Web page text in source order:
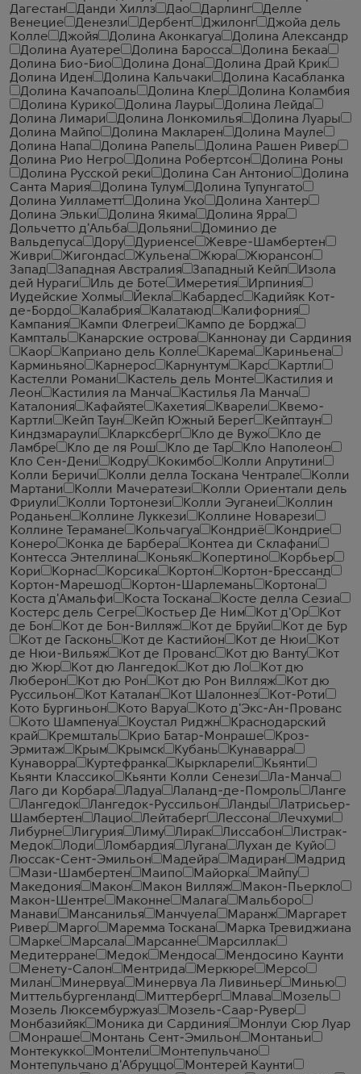
Дагестан
Данди Хиллз Дао Дарлинг
Делле
Венецие
Денезли Дербент Джилонг
Джойа дель
Колле
Джойя Долина Аконкагуа
Долина Александр
Долина Ауатере
Долина Баросса
Долина Бекаа
Долина Био-Био
Долина Дона
Долина Драй Крик
Долина Иден
Долина Кальчаки
Долина Касабланка
Долина Качапоаль
Долина Клер
Долина Коламбия
Долина Курико
Долина Лауры
Долина Лейда
Долина Лимари
Долина Лонкомилья
Долина Луары
Долина Майпо
Долина Макларен
Долина Мауле
Долина Напа
Долина Рапель
Долина Рашен Ривер
Долина Рио Негро
Долина Робертсон
Долина Роны
Долина Русской реки
Долина Сан Антонио
Долина
Санта Мария
Долина Тулум
Долина Тупунгато
Долина Уилламетт
Долина Уко
Долина Хантер
Долина Эльки
Долина Якима
Долина Ярра
Дольчетто д'Альба
Дольяни
Доминио де
Вальдепуса
Дору Дуриенсе
Жевре-Шамбертен
Живри
Жигондас Жульена Жюра
Жюрансон
Запад
Западная Австралия Западный Кейп
Изола
дей Нураги
Иль де Боте Имеретия
Ирпиния
Иудейские Холмы
Йекла Кабардес
Кадийяк Кот-
де-Бордо
Калабрия Калатаюд
Калифорния
Кампания
Кампи Флегреи
Кампо де Борджа
Кампталь
Канарские острова
Каннонау ди Сардиния
Каор
Каприано дель Колле Карема
Кариньена
Карминьяно
Карнерос Карнунтум Карс
Картли
Кастелли Романи
Кастель дель Монте
Кастилия и
Леон
Кастилия ла Манча
Кастилья Ла Манча
Каталония
Кафайяте Кахетия Кварели
Квемо-
Картли
Кейп Таун Кейп Южный Берег
Кейптаун
Киндзмараули
Кларксберг Кло де Вужо
Кло де
Ламбре
Кло де ля Рош Кло де Тар
Кло Наполеон
Кло Сен-Дени
Кодру Кокимбо
Колли Апрутини
Колли Беричи
Колли делла Тоскана Чентрале
Колли
Мартани
Колли Мачератези
Колли Ориентали дель
Фриули
Колли Тортонези Колли Эуганеи
Коллин
Роданьен
Коллине Луккези
Коллине Новарези
Коллине Терамане
Кольчагуа Кондриё
Кондрие
Конеро
Конка де Барбера
Контеа ди Склафани
Контесса Энтеллина
Коньяк Копертино
Корбьер
Кори
Корнас Корсика Кортон
Кортон-Брессанд
Кортон-Марешод
Кортон-Шарлемань
Кортона
Коста д'Амальфи
Коста Тоскана
Косте делла Сезиа
Костерс дель Сегре
Костьер Де Ним Кот д'Ор
Кот
де Бон
Кот де Бон-Вилляж Кот де Бруйи
Кот де Бур
Кот де Гасконь
Кот де Кастийон Кот де Нюи
Кот
де Нюи-Вильяж
Кот де Прованс Кот дю Ванту
Кот
дю Жюр
Кот дю Лангедок Кот дю Ло
Кот дю
Люберон
Кот дю Рон Кот дю Рон Вилляж
Кот дю
Руссильон
Кот Каталан Кот Шалоннез
Кот-Роти
Кото Бургиньон
Кото Варуа
Кото д'Экс-Ан-Прованс
Кото Шампенуа
Коустал Риджн
Краснодарский
край
Кремшталь Крио Батар-Монраше
Кроз-
Эрмитаж
Крым Крымск Кубань
Кунаварра
Кунаворра
Куртефранка Кыркларели
Кьянти
Кьянти Классико
Кьянти Колли Сенези
Ла-Манча
Лаго ди Корбара
Ладуа Лаланд-де-Помроль
Ланге
Лангедок
Лангедок-Руссильон Ланды
Латрисьер-
Шамбертен
Лацио Лейтаберг Лессона
Лечхуми
Либурне
Лигурия Лиму Лирак Лиссабон
Листрак-
Медок
Лоди Ломбардия Лугана
Лухан де Куйо
Люссак-Сент-Эмильон
Мадейра Мадиран
Мадрид
Мази-Шамбертен
Маипо Майорка
Майпу
Македония
Макон Макон Вилляж
Макон-Пьеркло
Макон-Шентре
Маконне Малага
Мальборо
Манави
Мансанилья Манчуела Маранж
Маргарет
Ривер
Марго Маремма Тоскана
Марка Тревиджиана
Марке
Марсала Марсанне
Марсиллак
Медитерране
Медок Мендоса
Мендосино Каунти
Менету-Салон
Ментрида Меркюре
Мерсо
Милан
Минервуа Минервуа Ла Ливиньер
Минью
Миттельбургенланд
Миттерберг Млава
Мозель
Мозель Люксембуржуаз
Мозель-Саар-Рувер
Монбазийяк
Моника ди Сардиния
Монлуи Сюр Луар
Монраше
Монтань Сент-Эмильон
Монтаньи
Монтекукко
Монтели
Монтепульчано
Монтепульчано д'Абруццо
Монтерей Каунти